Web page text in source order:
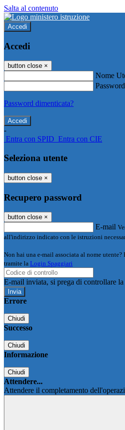
Salta al contenuto
Accedi
Accedi
button close ×
Nome
Password
Password dimenticata?
-
Entra con SPID Entra con CIE
Seleziona utente
button close ×
Recupero password
button close ×
E-mail
all'indirizzo indicato con le istruzioni
Non hai una e-mail associata al nome
tramite la Login Spaggiari
E-mail inviata, si prega di controllare
Errore
Chiudi
Successo
Chiudi
Informazione
Chiudi
Attendere...
Attendere il completamento